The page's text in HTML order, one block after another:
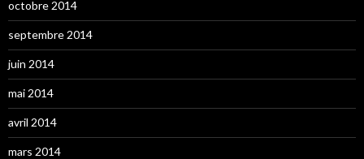
octobre 2014
septembre 2014
juin 2014
mai 2014
avril 2014
mars 2014